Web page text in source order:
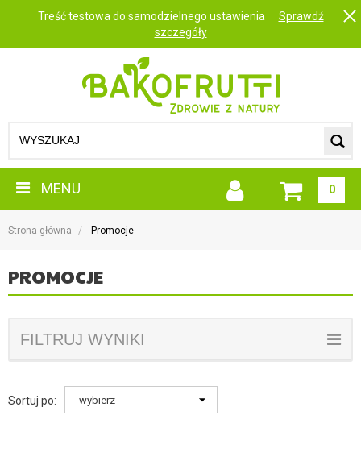
Treść testowa do samodzielnego ustawienia
Sprawdź
szczegóły
MENU 0
Strona główna Promocje
PROMOCJE
FILTRUJ WYNIKI
Sortuj po: